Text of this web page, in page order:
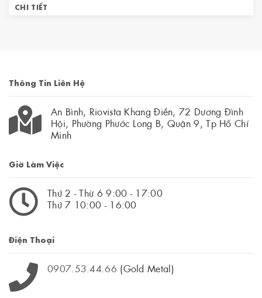
CHI TIẾT
Thông Tin Liên Hệ
An Bình, Riovista Khang Điền, 72 Dương Đình
Hội, Phường Phước Long B, Quận 9, Tp Hồ Chí
Minh
Giờ Làm Việc
Thứ 2 - Thừ 6 9:00 - 17:00
Thứ 7 10:00 - 16:00
Điện Thoại
0907.53.44.66 (Gold Metal)